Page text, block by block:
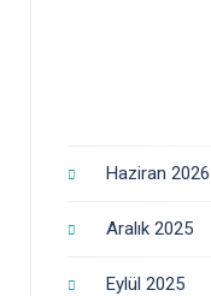
Haziran 2026
Aralık 2025
Eylül 2025